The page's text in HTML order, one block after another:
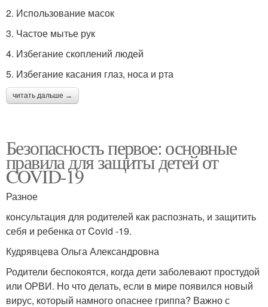
2. Использование масок
3. Частое мытье рук
4. Избегание скоплений людей
5. Избегание касания глаз, носа и рта
читать дальше →
Безопасность первое: основные
правила для защиты детей от
COVID-19
Разное
консультация для родителей как распознать, и защитить
себя и ребенка от Covid -19.
Кудрявцева Ольга Александровна
Родители беспокоятся, когда дети заболевают простудой
или ОРВИ. Но что делать, если в мире появился новый
вирус, который намного опаснее гриппа? Важно с